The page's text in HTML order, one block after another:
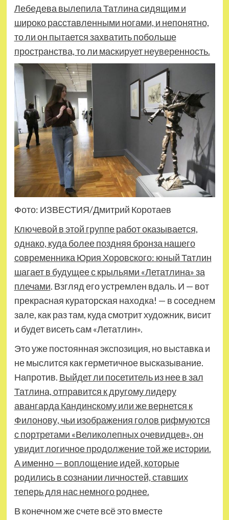
Лебедева вылепила Татлина сидящим и
широко расставленными ногами, и непонятно,
то ли он пытается захватить побольше
пространства, то ли маскирует неуверенность.
Фото: ИЗВЕСТИЯ/Дмитрий Коротаев
Ключевой в этой группе работ оказывается,
однако, куда более поздняя бронза нашего
современника Юрия Хоровского: юный Татлин
шагает в будущее с крыльями «Летатлина» за
плечами. Взгляд его устремлен вдаль. И — вот
прекрасная кураторская находка! — в соседнем
зале, как раз там, куда смотрит художник, висит
и будет висеть сам «Летатлин».
Это уже постоянная экспозиция, но выставка и
не мыслится как герметичное высказывание.
Напротив. Выйдет ли посетитель из нее в зал
Татлина, отправится к другому лидеру
авангарда Кандинскому или же вернется к
Филонову, чьи изображения голов рифмуются
с портретами «Великолепных очевидцев», он
увидит логичное продолжение той же истории.
А именно — воплощение идей, которые
родились в сознании личностей, ставших
теперь для нас немного роднее.
В конечном же счете всё это вместе